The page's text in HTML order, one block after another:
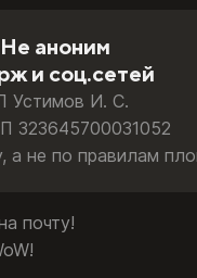
РБ мы бесплатно за
на ваши
Battle.net
Не аноним
и соц.сетей
Устимов И. С.
323645700031052
а не по правилам
почту!